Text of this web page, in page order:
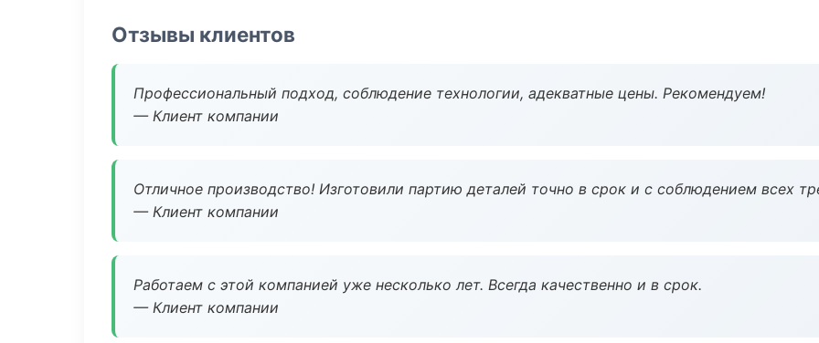
Отзывы клиентов
Профессиональный подход, соблюдение технологии, адекватные цены. Рекомендуем!
— Клиент компании
Отличное производство! Изготовили партию деталей точно в срок и с соблюдением всех
— Клиент компании
Работаем с этой компанией уже несколько лет. Всегда качественно и в срок.
— Клиент компании